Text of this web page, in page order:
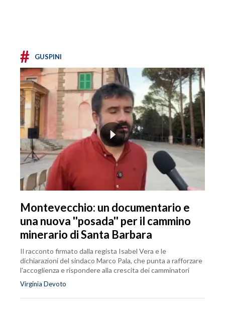
# GUSPINI
Montevecchio: un documentario e
una nuova ''posada'' per il cammino
minerario di Santa Barbara
Il racconto firmato dalla regista Isabel Vera e le
dichiarazioni del sindaco Marco Pala, che punta a rafforzare
l'accoglienza e rispondere alla crescita dei camminatori
Virginia Devoto